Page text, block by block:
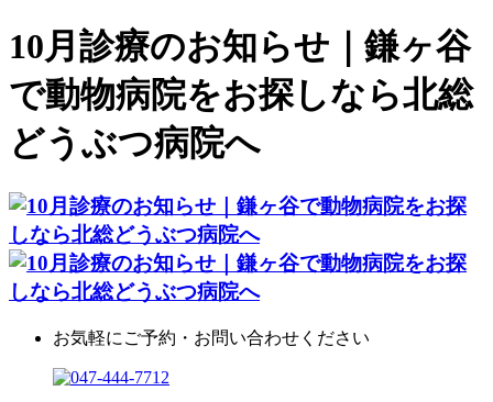
10月診療のお知らせ｜鎌ヶ谷
で動物病院をお探しなら北総
どうぶつ病院へ
お気軽にご予約・お問い合わせください